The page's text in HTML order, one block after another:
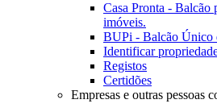
Casa Pronta - Balcão
imóveis.
BUPi - Balcão Único
Identificar
Registos
Certidões
Empresas e outras pessoas